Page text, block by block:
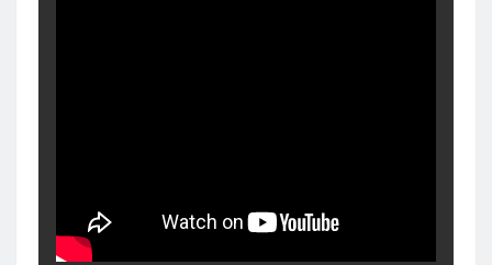
Усть-Каменогорск
Шымкент